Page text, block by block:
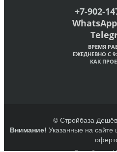
+7-902-
ВРЕМЯ
ЕЖЕДНЕВНО С
КАК
© Стройбаза
Внимание! Указанные на